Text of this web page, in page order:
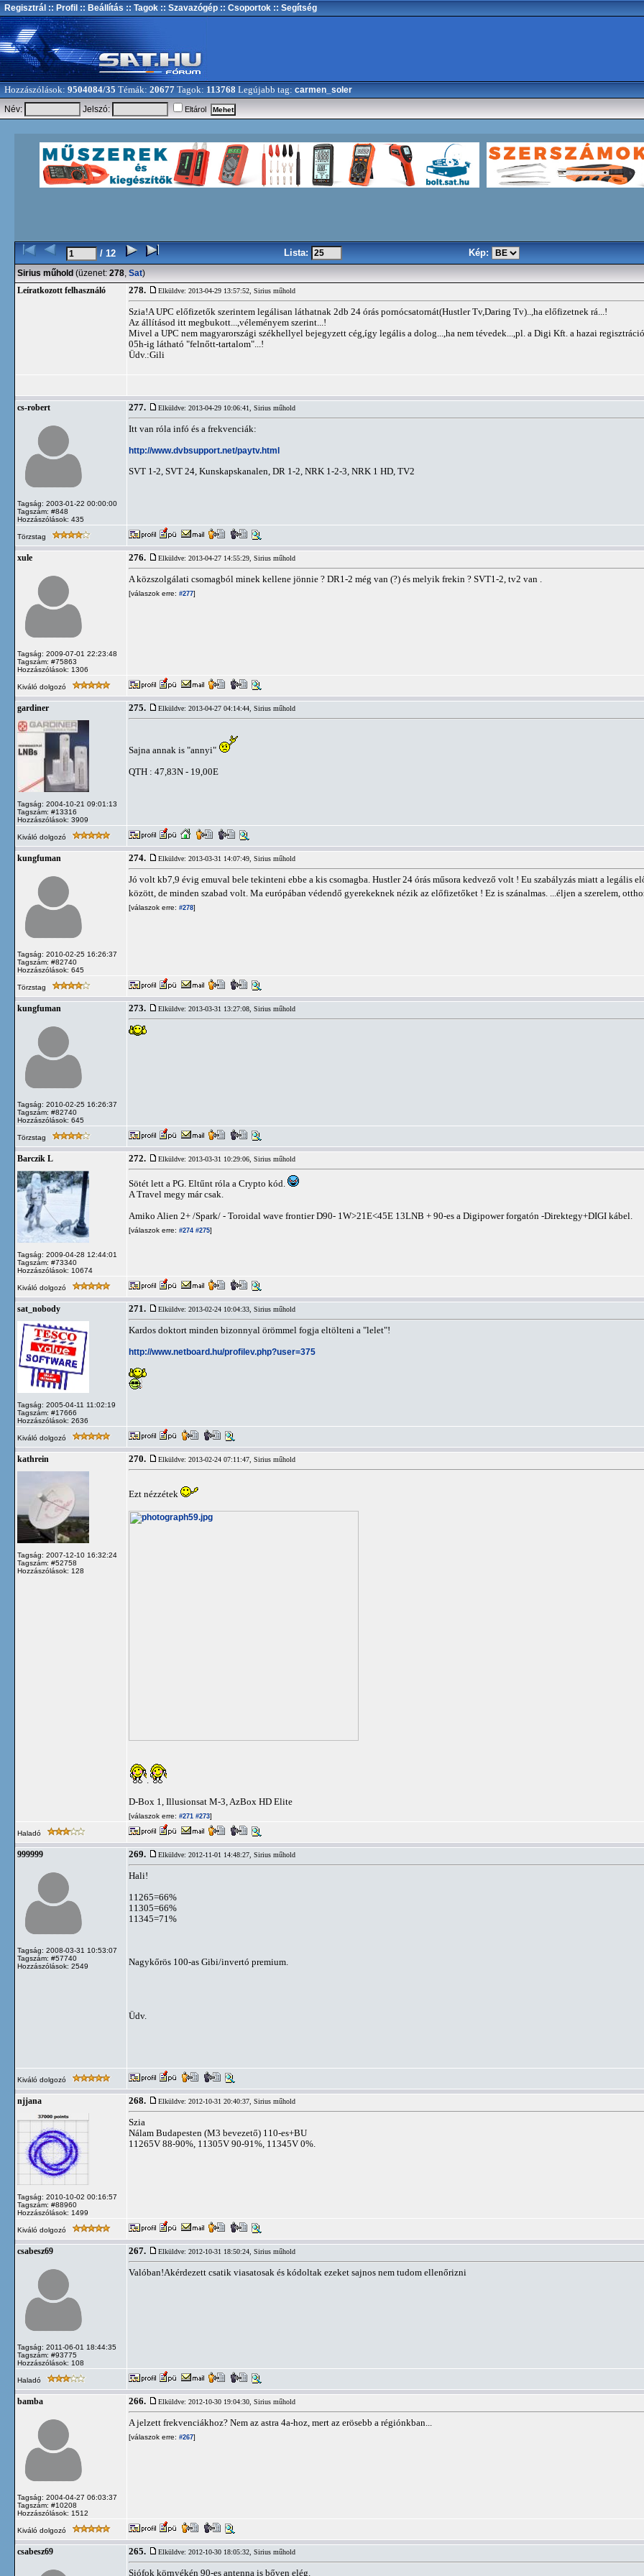
Regisztrál :: Profil :: Beállítás :: Tagok :: Szavazógép :: Csoportok :: Segítség
Hozzászólások: 9504084/35 Témák: 20677 Tagok: 113768 Legújabb tag: carmen_soler
Név: Jelszó: Eltárol
/ 12 Lista: Kép:
Sirius műhold (üzenet: 278, Sat)
Leíratkozott felhasználó 278. Elküldve: 2013-04-29 13:57:52, Sirius műhold
Szia!A UPC előfizetők szerintem legálisan láthatnak 2db 24 órás pornócsatornát(Hustler Tv,Daring Tv)..,ha előfizetnek rá...!
Az állításod itt megbukott...,véleményem szerint...!
Mivel a UPC nem magyarországi székhellyel bejegyzett cég,így legális a dolog...,ha nem tévedek...,pl. a Digi Kft. a hazai
05h-ig látható "felnőtt-tartalom"...!
Üdv.:Gili
cs-robert
Tagság: 2003-01-22 00:00:00
Tagszám: #848
Hozzászólások: 435
277. Elküldve: 2013-04-29 10:06:41, Sirius műhold
Itt van róla infó és a frekvenciák:
http://www.dvbsupport.net/paytv.html
SVT 1-2, SVT 24, Kunskapskanalen, DR 1-2, NRK 1-2-3, NRK 1 HD, TV2
Törzstag
xule
Tagság: 2009-07-01 22:23:48
Tagszám: #75863
Hozzászólások: 1306
276. Elküldve: 2013-04-27 14:55:29, Sirius műhold
A közszolgálati csomagból minek kellene jönnie ? DR1-2 még van (?) és melyik frekin ? SVT1-2, tv2 van .
[válaszok erre: #277]
Kiváló dolgozó
gardiner
Tagság: 2004-10-21 09:01:13
Tagszám: #13316
Hozzászólások: 3909
275. Elküldve: 2013-04-27 04:14:44, Sirius műhold
Sajna annak is "annyi"
QTH : 47,83N - 19,00E
Kiváló dolgozó
kungfuman
Tagság: 2010-02-25 16:26:37
Tagszám: #82740
Hozzászólások: 645
274. Elküldve: 2013-03-31 14:07:49, Sirius műhold
Jó volt kb7,9 évig emuval bele tekinteni ebbe a kis csomagba. Hustler 24 órás műsora kedvező volt ! Eu szabályzás miatt a legális
között, de minden szabad volt. Ma európában védendő gyerekeknek nézik az előfizetőket ! Ez is szánalmas. ...éljen a szerelem,
[válaszok erre: #278]
Törzstag
kungfuman
Tagság: 2010-02-25 16:26:37
Tagszám: #82740
Hozzászólások: 645
273. Elküldve: 2013-03-31 13:27:08, Sirius műhold
Törzstag
Barczik L
Tagság: 2009-04-28 12:44:01
Tagszám: #73340
Hozzászólások: 10674
272. Elküldve: 2013-03-31 10:29:06, Sirius műhold
Sötét lett a PG. Eltűnt róla a Crypto kód.
A Travel megy már csak.
Amiko Alien 2+ /Spark/ - Toroidal wave frontier D90- 1W>21E<45E 13LNB + 90-es a Digipower forgatón -Direktegy+DIGI kábel.
[válaszok erre: #274 #275]
Kiváló dolgozó
sat_nobody
Tagság: 2005-04-11 11:02:19
Tagszám: #17666
Hozzászólások: 2636
271. Elküldve: 2013-02-24 10:04:33, Sirius műhold
Kardos doktort minden bizonnyal örömmel fogja eltölteni a "lelet"!
http://www.netboard.hu/profilev.php?user=375
Kiváló dolgozó
kathrein
Tagság: 2007-12-10 16:32:24
Tagszám: #52758
Hozzászólások: 128
270. Elküldve: 2013-02-24 07:11:47, Sirius műhold
Ezt nézzétek
D-Box 1, Illusionsat M-3, AzBox HD Elite
[válaszok erre: #271 #273]
Haladó
999999
Tagság: 2008-03-31 10:53:07
Tagszám: #57740
Hozzászólások: 2549
269. Elküldve: 2012-11-01 14:48:27, Sirius műhold
Hali!
11265=66%
11305=66%
11345=71%
Nagykőrös 100-as Gibi/invertó premium.
Üdv.
Kiváló dolgozó
njjana
Tagság: 2010-10-02 00:16:57
Tagszám: #88960
Hozzászólások: 1499
268. Elküldve: 2012-10-31 20:40:37, Sirius műhold
Szia
Nálam Budapesten (M3 bevezető) 110-es+BU
11265V 88-90%, 11305V 90-91%, 11345V 0%.
Kiváló dolgozó
csabesz69
Tagság: 2011-06-01 18:44:35
Tagszám: #93775
Hozzászólások: 108
267. Elküldve: 2012-10-31 18:50:24, Sirius műhold
Valóban!Akérdezett csatik viasatosak és kódoltak ezeket sajnos nem tudom ellenőrizni
Haladó
bamba
Tagság: 2004-04-27 06:03:37
Tagszám: #10208
Hozzászólások: 1512
266. Elküldve: 2012-10-30 19:04:30, Sirius műhold
A jelzett frekvenciákhoz? Nem az astra 4a-hoz, mert az erösebb a régiónkban...
[válaszok erre: #267]
Kiváló dolgozó
csabesz69 265. Elküldve: 2012-10-30 18:05:32, Sirius műhold
Siófok környékén 90-es antenna is bőven elég.